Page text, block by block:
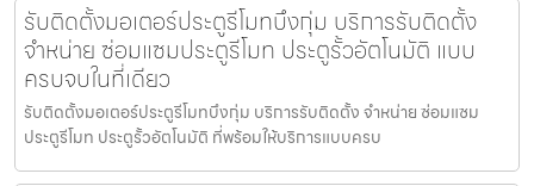
รับติดตั้งมอเตอร์ประตูรีโมทบึงกุ่ม บริการรับติดตั้ง
จำหน่าย ซ่อมแซมประตูรีโมท ประตูรั้วอัตโนมัติ แบบ
ครบจบในที่เดียว
รับติดตั้งมอเตอร์ประตูรีโมทบึงกุ่ม บริการรับติดตั้ง จำหน่าย ซ่อมแซม
ประตูรีโมท ประตูรั้วอัตโนมัติ ที่พร้อมให้บริการแบบครบ